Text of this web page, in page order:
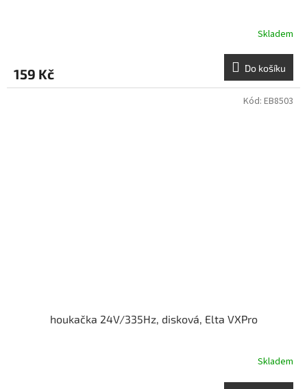
Skladem
159 Kč Do košíku
houkačka 24V/335Hz, disková, Elta VXPro
Skladem
Kód: EB8503